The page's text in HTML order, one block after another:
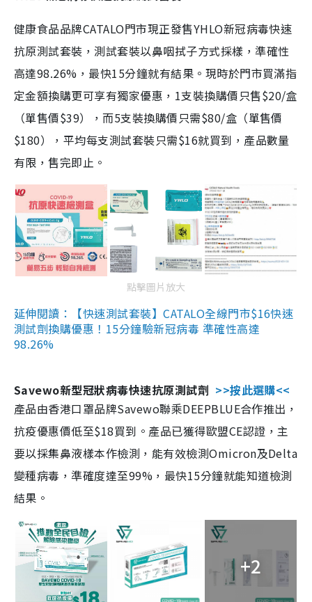
健康食品品牌CATALO門市現正發售YHLO新冠病毒快速
抗原測試套裝，測試套裝以鼻咽拭子方式採樣，準確性
高達98.26%，最快15分鐘就有結果。現時於門市買滿指
定金額換購更可享有獨家優惠，1支裝換購價只售$20/盒
（單售價$39），而5支裝換購價只需$80/盒（單售價
$180），平均每支測試套裝只需$16就買到，產品數量
有限，售完即止。
點擊圖片放大
延伸閱讀：【快速測試套裝】CATALO全線門市$16快速
測試劑換購優惠！15分鐘驗新冠病毒 準確性高達
98.26%
Savewo新型冠狀病毒快速抗原測試劑 >>按此選購<<
產品由香港口罩品牌Savewo聯乘DEEPBLUE合作推出，
抗疫優惠價低至$18買到。產品已獲得歐盟CE認證，主
要以採集鼻液樣本作檢測，能有效檢測Omicron及Delta
變種病毒，準確度達至99%，最快15分鐘就能知道檢測
結果。
+2